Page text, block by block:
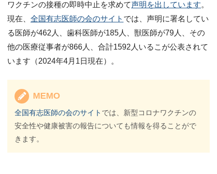
ワクチンの接種の即時中止を求めて声明を出しています。
現在、 全国有志医師の会のサイト では、声明に署名してい
る医師が462人、歯科医師が185人、獣医師が79人、その
他の医療従事者が866人、合計1592人いるこが公表されて
います（2024年4月1日現在）。
MEMO
全国有志医師の会のサイト では、新型コロナワクチンの
安全性や健康被害の報告についても情報を得ることがで
きます。